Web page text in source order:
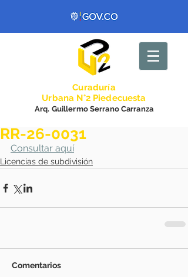
Curaduría
Urbana N°2 Piedecuesta
Arq. Guillermo Serrano Carranza
RR-26-0031
Consultar aquí
Licencias de subdivisión
Comentarios